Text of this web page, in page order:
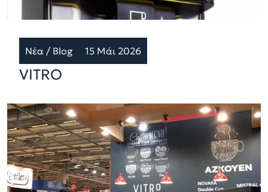
Νέα / Blog 15 Μάι 2026
VITRO